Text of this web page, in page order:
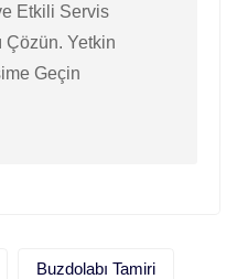
Etkili Servis
Çözün. Yetkin
Geçin
Buzdolabı Tamiri